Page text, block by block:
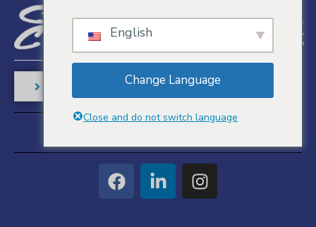
Actualités
Services
Adhésion
Médiathèque
English
Change Language
Close and do not switch language